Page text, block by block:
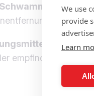
(bei
empfindliche Stoffe
We use
provide
Learn